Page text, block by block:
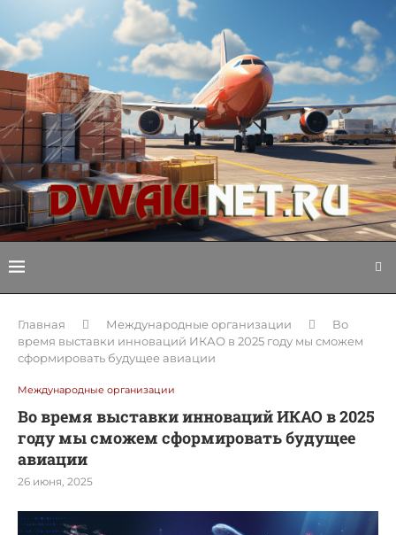
Главная Международные организации
Во
время выставки инноваций ИКАО в 2025 году мы сможем
сформировать будущее авиации
Международные организации
Во время выставки инноваций ИКАО в 2025
году мы сможем сформировать будущее
авиации
26 июня, 2025